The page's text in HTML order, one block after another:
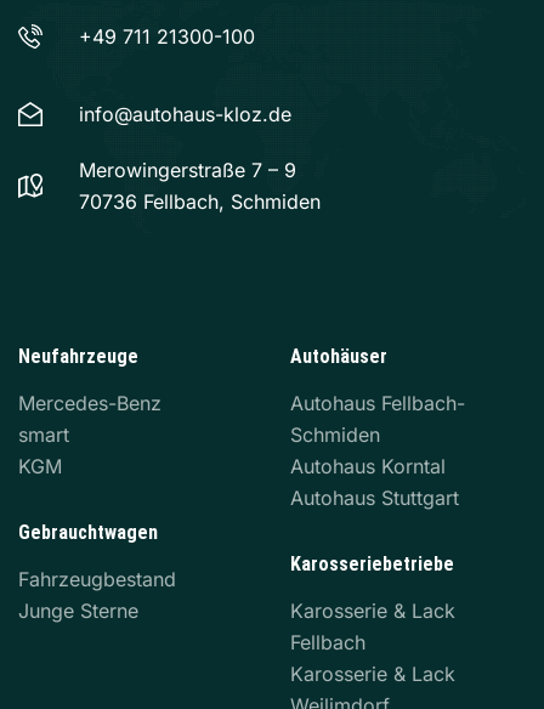
+49 711 21300-100
info@autohaus-kloz.de
Merowingerstraße 7 – 9
70736 Fellbach, Schmiden
Neufahrzeuge
Mercedes-Benz
smart
KGM
Gebrauchtwagen
Fahrzeugbestand
Junge Sterne
Autohäuser
Autohaus Fellbach-
Schmiden
Autohaus Korntal
Autohaus Stuttgart
Karosseriebetriebe
Karosserie & Lack
Fellbach
Karosserie & Lack